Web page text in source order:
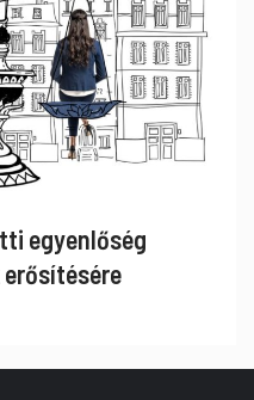
egyenlőség